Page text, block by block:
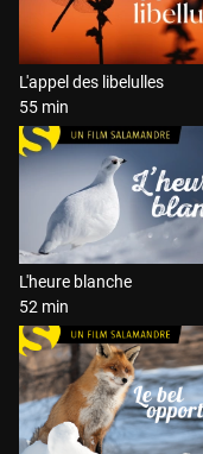
L'appel des libelulles
55 min
L'heure blanche
52 min